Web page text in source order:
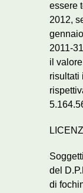
essere
2012,
2011-
il
risultati
del
di